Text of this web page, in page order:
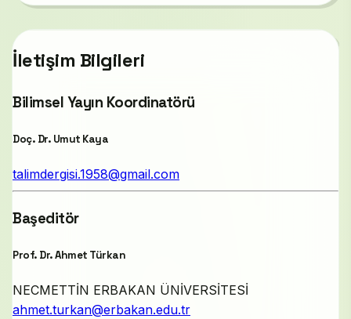
İletişim Bilgileri
Bilimsel Yayın Koordinatörü
Doç. Dr. Umut Kaya
talimdergisi.1958@gmail.com
Başeditör
Prof. Dr. Ahmet Türkan
NECMETTİN ERBAKAN ÜNİVERSİTESİ
ahmet.turkan@erbakan.edu.tr